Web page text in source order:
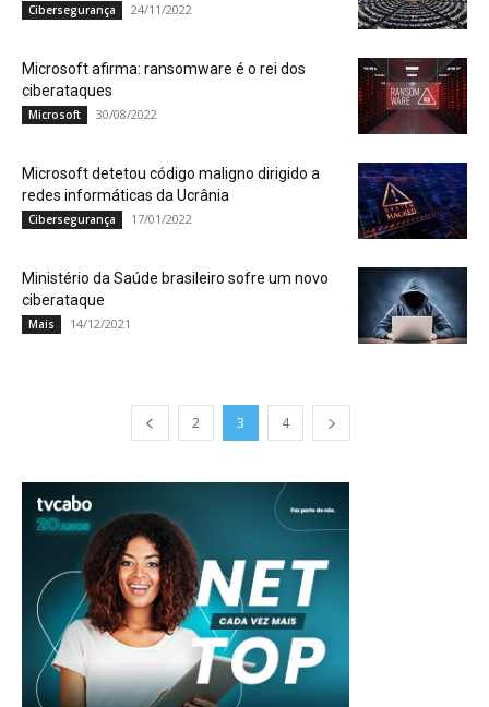
Cibersegurança 24/11/2022
Microsoft afirma: ransomware é o rei dos
ciberataques
Microsoft 30/08/2022
Microsoft detetou código maligno dirigido a
redes informáticas da Ucrânia
Cibersegurança 17/01/2022
Ministério da Saúde brasileiro sofre um novo
ciberataque
Mais 14/12/2021
2 3 4